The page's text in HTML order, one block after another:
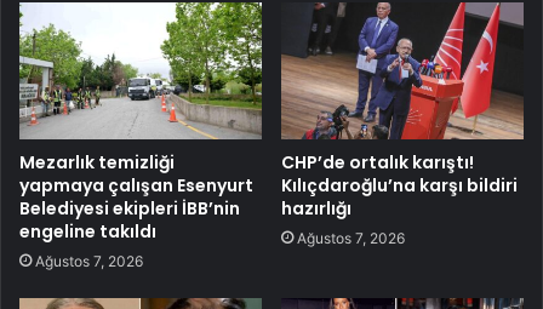
Mezarlık temizliği
yapmaya çalışan Esenyurt
Belediyesi ekipleri İBB’nin
engeline takıldı
Ağustos 7, 2026
CHP’de ortalık karıştı!
Kılıçdaroğlu’na karşı bildiri
hazırlığı
Ağustos 7, 2026